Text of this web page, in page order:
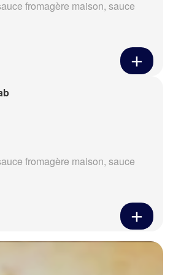
fromagère maison, sauce
fromagère maison, sauce